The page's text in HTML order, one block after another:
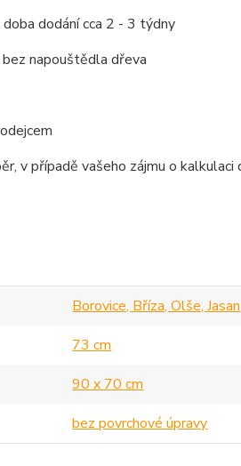
dodání cca 2 - 3 týdny
napouštědla dřeva
v případě vašeho zájmu o kalkulaci
Borovice, Bříza, Olše, Jasan
73 cm
90 x 70 cm
bez povrchové úpravy